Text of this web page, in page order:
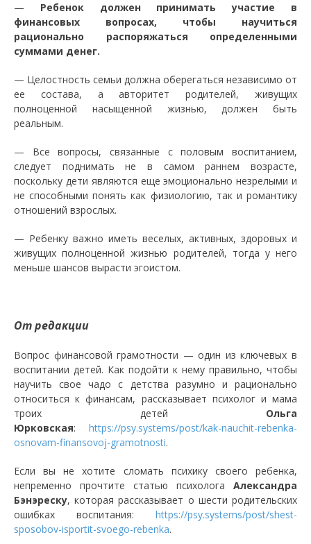
— Ребенок должен принимать участие в
финансовых вопросах, чтобы научиться
рационально распоряжаться определенными
суммами денег.
— Целостность семьи должна оберегаться независимо от
ее состава, а авторитет родителей, живущих
полноценной насыщенной жизнью, должен быть
реальным.
— Все вопросы, связанные с половым воспитанием,
следует поднимать не в самом раннем возрасте,
поскольку дети являются еще эмоционально незрелыми и
не способными понять как физиологию, так и романтику
отношений взрослых.
— Ребенку важно иметь веселых, активных, здоровых и
живущих полноценной жизнью родителей, тогда у него
меньше шансов вырасти эгоистом.
От редакции
Вопрос финансовой грамотности — один из ключевых в
воспитании детей. Как подойти к нему правильно, чтобы
научить свое чадо с детства разумно и рационально
относиться к финансам, рассказывает психолог и мама
троих детей Ольга
Юрковская: https://psy.systems/post/kak-nauchit-rebenka-
osnovam-finansovoj-gramotnosti.
Если вы не хотите сломать психику своего ребенка,
непременно прочтите статью психолога Александра
Бэнэреску, которая рассказывает о шести родительских
ошибках воспитания: https://psy.systems/post/shest-
sposobov-isportit-svoego-rebenka.